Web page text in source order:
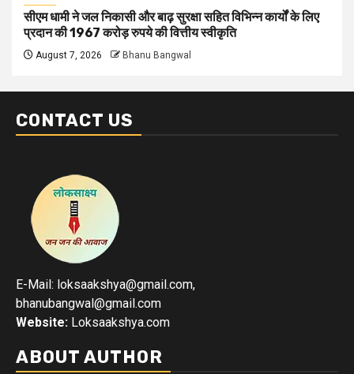
सीएम धामी ने जल निकासी और बाढ़ सुरक्षा सहित विभिन्न कार्यों के लिए
प्रदान की 1967 करोड़ रुपये की वित्तीय स्वीकृति
August 7, 2026 Bhanu Bangwal
CONTACT US
E-Mail: loksaakshya@gmail.com,
bhanubangwal@gmail.com
Website: Loksaakshya.com
ABOUT AUTHOR